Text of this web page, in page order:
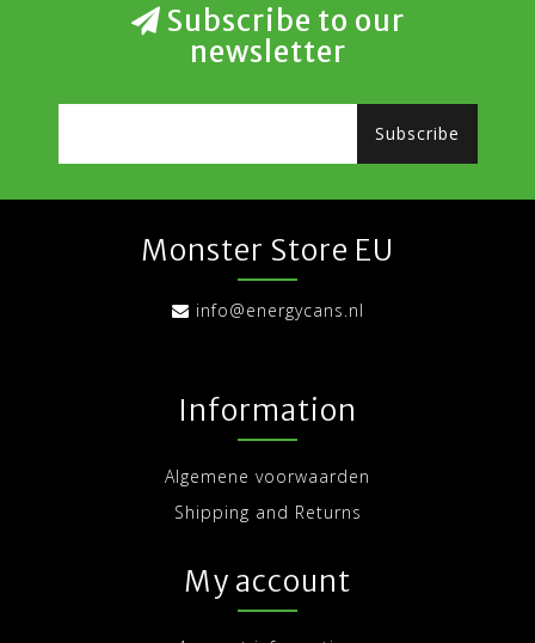
Subscribe to our
newsletter
Subscribe
Monster Store EU
info@energycans.nl
Information
Algemene voorwaarden
Shipping and Returns
My account